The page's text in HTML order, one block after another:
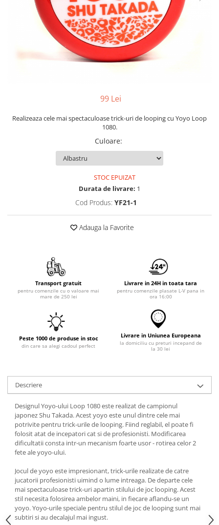
99 Lei
Realizeaza cele mai spectaculoase trick-uri de looping cu Yoyo Loop
1080.
Culoare:
STOC EPUIZAT
Durata de livrare: 1
Cod Produs: YF21-1
Adauga la Favorite
Transport gratuit
pentru comenzile cu o valoare mai
mare de 250 lei
Livrare in 24H in toata tara
pentru comenzile plasate L-V pana in
ora 16:00
Peste 1000 de produse in stoc
din care sa alegi cadoul perfect
Livrare in Uniunea Europeana
la domiciliu cu preturi incepand de
la 30 lei
Descriere
Designul Yoyo-ului Loop 1080 este realizat de campionul
japonezShu Takada. Acest yoyo este unul dintre cele mai
potrivite pentru trick-urile de looping. Fiind reglabil, el poate fi
folosit atat de incepatori cat si de profesionisti. Modificarea
dificultatii consta intr-un mecanism foarte usor - rotirea celor 2
fete ale yoyo-ului.
Jocul de yoyo este impresionant, trick-urile realizate de catre
jucatorii profesionisti uimind o lume intreaga. De departe cele
mai spectaculoase trick-uri apartin stilului de joc looping. Acest
stil necesita folosirea ambelor maini, in fiecare aflandu-se un
yoyo. Yoyo-urile speciale pentru stilul de joc de looping sunt mai
subtiri si au decalajul mai ingust.